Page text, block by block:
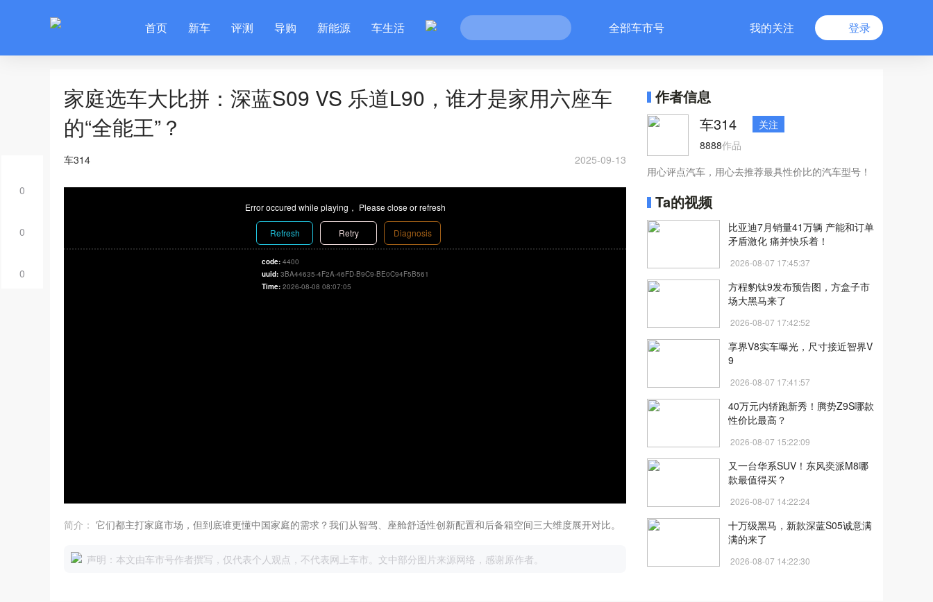
首页 新车 评测 导购 新能源 车生活 全部车市号 我的关注 登录
0
0
0
家庭选车大比拼：深蓝S09 VS 乐道L90，谁才是家用六座车
的“全能王”？
车314 2025-09-13
Error occured while playing， Please close or refresh
Refresh Retry Diagnosis
code: 4400
uuid: 3BA44635-4F2A-46FD-B9C9-BE0C94F5B561
Time: 2026-08-08 08:07:05
简介： 它们都主打家庭市场，但到底谁更懂中国家庭的需求？我们从智驾、座舱舒适性创新配置和后备箱空间三大维度展开对比。
声明：本文由车市号作者撰写，仅代表个人观点，不代表网上车市。文中部分图片来源网络，感谢原作者。
作者信息
车314
关注
8888作品
用心评点汽车，用心去推荐最具性价比的汽车型号！
Ta的视频
比亚迪7月销量41万辆 产能和订单
矛盾激化 痛并快乐着！
2026-08-07 17:45:37
方程豹钛9发布预告图，方盒子市
场大黑马来了
2026-08-07 17:42:52
享界V8实车曝光，尺寸接近智界V
9
2026-08-07 17:41:57
40万元内轿跑新秀！腾势Z9S哪款
性价比最高？
2026-08-07 15:22:09
又一台华系SUV！东风奕派M8哪
款最值得买？
2026-08-07 14:22:24
十万级黑马，新款深蓝S05诚意满
满的来了
2026-08-07 14:22:30